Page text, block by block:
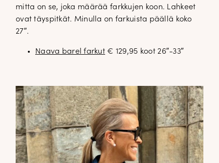
mitta on se, joka määrää farkkujen koon. Lahkeet
ovat täyspitkät. Minulla on farkuista päällä koko
27″.
Naava barel farkut € 129,95 koot 26″-33″